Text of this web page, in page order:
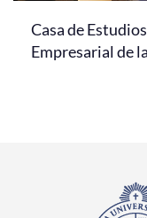
Casa de
Empresarial de